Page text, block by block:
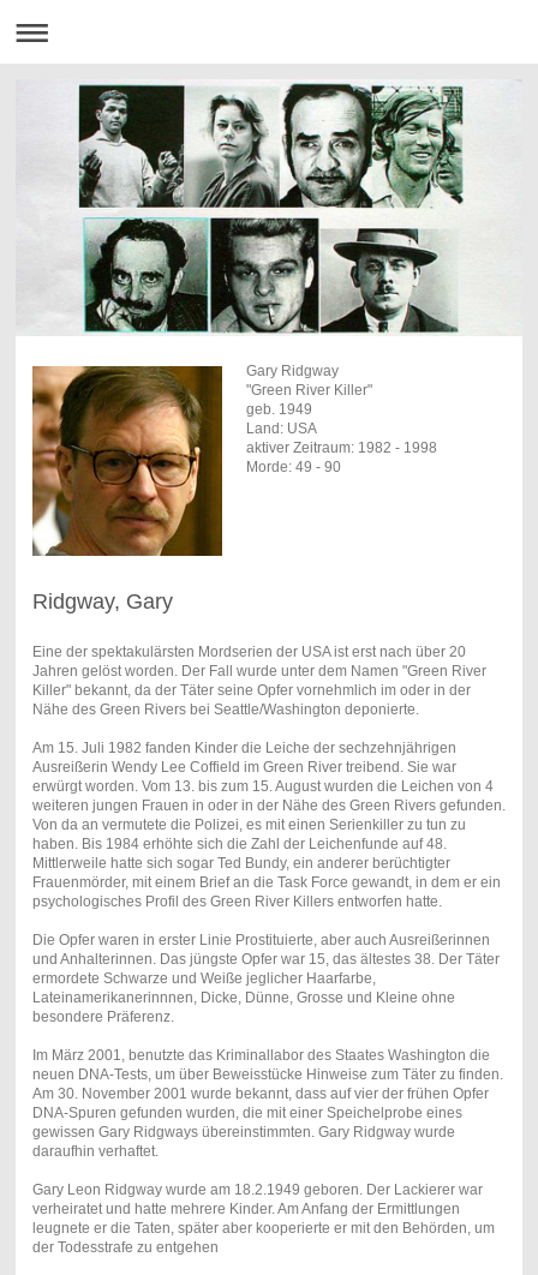
Gary Ridgway
"Green River Killer"
geb. 1949
Land: USA
aktiver Zeitraum: 1982 - 1998
Morde: 49 - 90
Ridgway, Gary
Eine der spektakulärsten Mordserien der USA ist erst nach über 20
Jahren gelöst worden. Der Fall wurde unter dem Namen "Green River
Killer" bekannt, da der Täter seine Opfer vornehmlich im oder in der
Nähe des Green Rivers bei Seattle/Washington deponierte.
Am 15. Juli 1982 fanden Kinder die Leiche der sechzehnjährigen
Ausreißerin Wendy Lee Coffield im Green River treibend. Sie war
erwürgt worden. Vom 13. bis zum 15. August wurden die Leichen von 4
weiteren jungen Frauen in oder in der Nähe des Green Rivers gefunden.
Von da an vermutete die Polizei, es mit einen Serienkiller zu tun zu
haben. Bis 1984 erhöhte sich die Zahl der Leichenfunde auf 48.
Mittlerweile hatte sich sogar Ted Bundy, ein anderer berüchtigter
Frauenmörder, mit einem Brief an die Task Force gewandt, in dem er ein
psychologisches Profil des Green River Killers entworfen hatte.
Die Opfer waren in erster Linie Prostituierte, aber auch Ausreißerinnen
und Anhalterinnen. Das jüngste Opfer war 15, das ältestes 38. Der Täter
ermordete Schwarze und Weiße jeglicher Haarfarbe,
Lateinamerikanerinnnen, Dicke, Dünne, Grosse und Kleine ohne
besondere Präferenz.
Im März 2001, benutzte das Kriminallabor des Staates Washington die
neuen DNA-Tests, um über Beweisstücke Hinweise zum Täter zu finden.
Am 30. November 2001 wurde bekannt, dass auf vier der frühen Opfer
DNA-Spuren gefunden wurden, die mit einer Speichelprobe eines
gewissen Gary Ridgways übereinstimmten. Gary Ridgway wurde
daraufhin verhaftet.
Gary Leon Ridgway wurde am 18.2.1949 geboren. Der Lackierer war
verheiratet und hatte mehrere Kinder. Am Anfang der Ermittlungen
leugnete er die Taten, später aber kooperierte er mit den Behörden, um
der Todesstrafe zu entgehen